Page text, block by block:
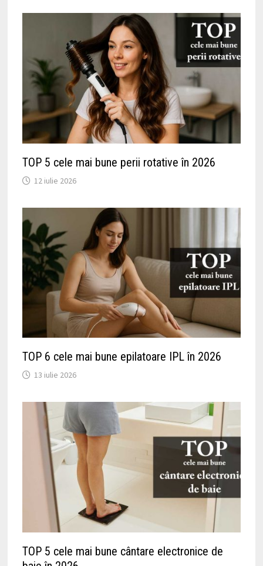
TOP 5 cele mai bune perii rotative în 2026
12 iulie 2026
TOP 6 cele mai bune epilatoare IPL în 2026
13 iulie 2026
TOP 5 cele mai bune cântare electronice de